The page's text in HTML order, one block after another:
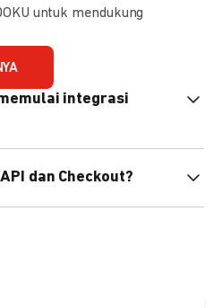
untuk mendukung
integrasi
integrasi Anda. Pelajari
dan Checkout?